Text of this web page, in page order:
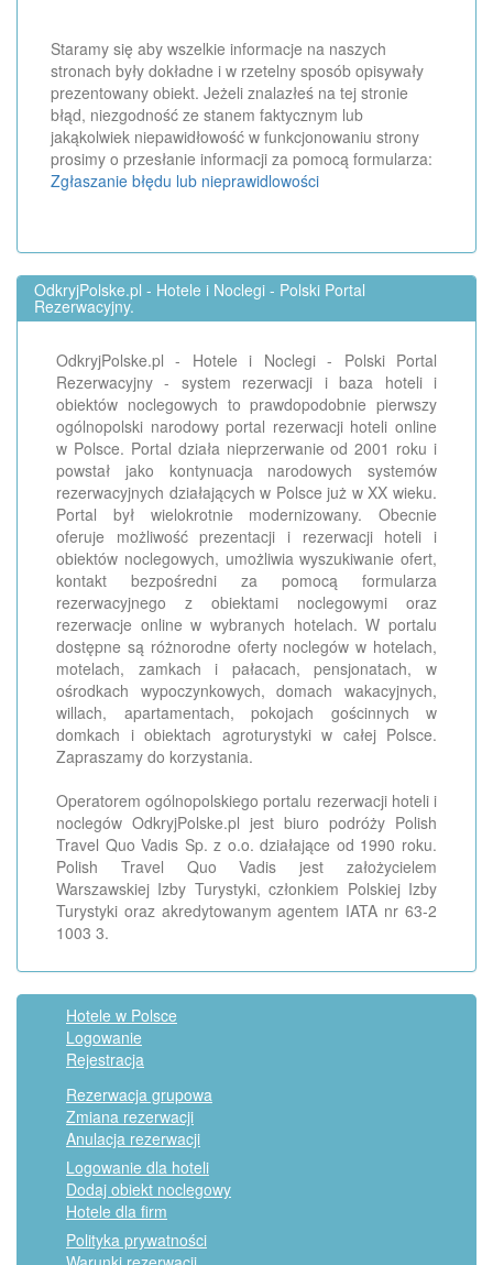
Staramy się aby wszelkie informacje na naszych
stronach były dokładne i w rzetelny sposób opisywały
prezentowany obiekt. Jeżeli znalazłeś na tej stronie
błąd, niezgodność ze stanem faktycznym lub
jakąkolwiek niepawidłowość w funkcjonowaniu strony
prosimy o przesłanie informacji za pomocą formularza:
Zgłaszanie błędu lub nieprawidlowości
OdkryjPolske.pl - Hotele i Noclegi - Polski Portal
Rezerwacyjny.
OdkryjPolske.pl - Hotele i Noclegi - Polski Portal
Rezerwacyjny - system rezerwacji i baza hoteli i
obiektów noclegowych to prawdopodobnie pierwszy
ogólnopolski narodowy portal rezerwacji hoteli online
w Polsce. Portal działa nieprzerwanie od 2001 roku i
powstał jako kontynuacja narodowych systemów
rezerwacyjnych działających w Polsce już w XX wieku.
Portal był wielokrotnie modernizowany. Obecnie
oferuje możliwość prezentacji i rezerwacji hoteli i
obiektów noclegowych, umożliwia wyszukiwanie ofert,
kontakt bezpośredni za pomocą formularza
rezerwacyjnego z obiektami noclegowymi oraz
rezerwacje online w wybranych hotelach. W portalu
dostępne są różnorodne oferty noclegów w hotelach,
motelach, zamkach i pałacach, pensjonatach, w
ośrodkach wypoczynkowych, domach wakacyjnych,
willach, apartamentach, pokojach gościnnych w
domkach i obiektach agroturystyki w całej Polsce.
Zapraszamy do korzystania.
Operatorem ogólnopolskiego portalu rezerwacji hoteli i
noclegów OdkryjPolske.pl jest biuro podróży Polish
Travel Quo Vadis Sp. z o.o. działające od 1990 roku.
Polish Travel Quo Vadis jest założycielem
Warszawskiej Izby Turystyki, członkiem Polskiej Izby
Turystyki oraz akredytowanym agentem IATA nr 63-2
1003 3.
Hotele w Polsce
Logowanie
Rejestracja
Rezerwacja grupowa
Zmiana rezerwacji
Anulacja rezerwacji
Logowanie dla hoteli
Dodaj obiekt noclegowy
Hotele dla firm
Polityka prywatności